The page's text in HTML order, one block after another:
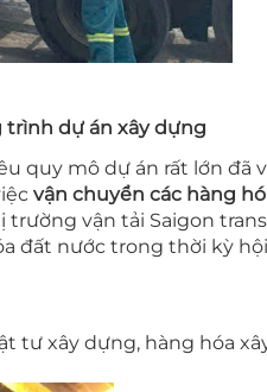
dự án xây dựng
mô dự án rất lớn đã
vận chuyển các hàng
vận tải Saigon
đất nước trong thời kỳ
tư xây dựng, hàng hóa